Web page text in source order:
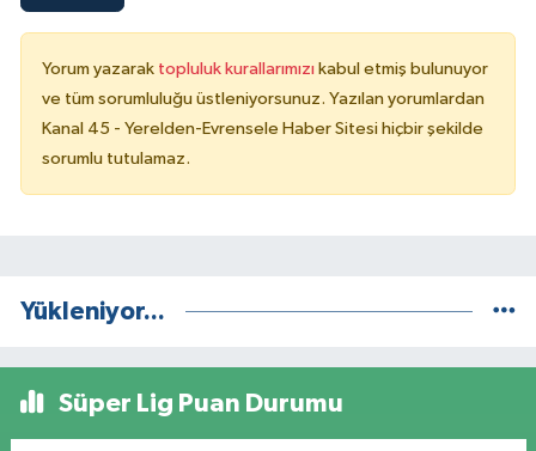
Yorum yazarak topluluk kurallarımızı kabul etmiş bulunuyor
ve tüm sorumluluğu üstleniyorsunuz. Yazılan yorumlardan
Kanal 45 - Yerelden-Evrensele Haber Sitesi hiçbir şekilde
sorumlu tutulamaz.
Yükleniyor...
Süper Lig Puan Durumu